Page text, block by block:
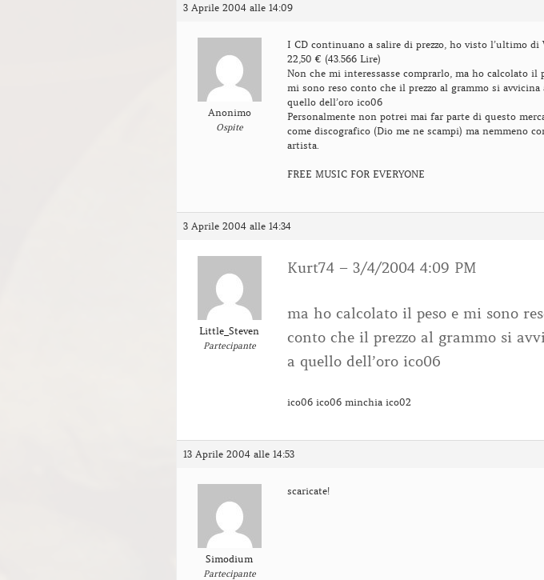
3 Aprile 2004 alle 14:09
Anonimo
Ospite
I CD continuano a salire di prezzo, ho visto l’ultimo di
22,50 € (43.566 Lire)
Non che mi interessasse comprarlo, ma ho calcolato il
mi sono reso conto che il prezzo al grammo si avvicina
quello dell’oro ico06
Personalmente non potrei mai far parte di questo
come discografico (Dio me ne scampi) ma nemmeno
artista.
FREE MUSIC FOR EVERYONE
3 Aprile 2004 alle 14:34
Little_Steven
Partecipante
Kurt74 – 3/4/2004 4:09 PM
ma ho calcolato il peso e mi sono
conto che il prezzo al grammo si
a quello dell’oro ico06
ico06 ico06 minchia ico02
13 Aprile 2004 alle 14:53
Simodium
Partecipante
scaricate!